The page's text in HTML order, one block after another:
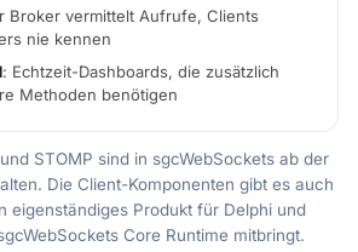
Broker vermittelt Aufrufe, Clients
nie kennen
: Echtzeit-Dashboards, die zusätzlich
Methoden benötigen
STOMP sind in sgcWebSockets ab der
Die Client-Komponenten gibt es auch
eigenständiges Produkt für Delphi und
Core Runtime mitbringt.